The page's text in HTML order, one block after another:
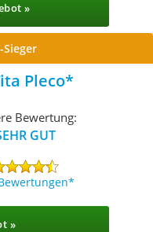
»
Pleco
Bewertung:
GUT
»